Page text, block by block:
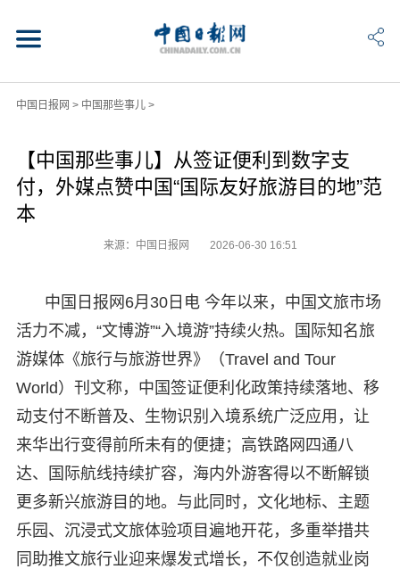
中国日报网 > 中国那些事儿>
【中国那些事儿】从签证便利到数字支
付，外媒点赞中国“国际友好旅游目的地”范
本
来源：中国日报网 2026-06-30 16:51
中国日报网6月30日电 今年以来，中国文旅市场
活力不减，“文博游”“入境游”持续火热。国际知名旅
游媒体《旅行与旅游世界》（Travel and Tour
World）刊文称，中国签证便利化政策持续落地、移
动支付不断普及、生物识别入境系统广泛应用，让
来华出行变得前所未有的便捷；高铁路网四通八
达、国际航线持续扩容，海内外游客得以不断解锁
更多新兴旅游目的地。与此同时，文化地标、主题
乐园、沉浸式文旅体验项目遍地开花，多重举措共
同助推文旅行业迎来爆发式增长，不仅创造就业岗